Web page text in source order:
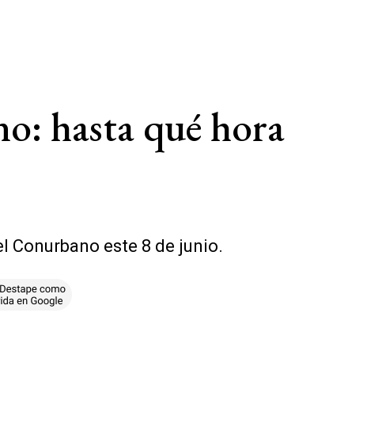
hasta qué hora
Conurbano este 8 de junio.